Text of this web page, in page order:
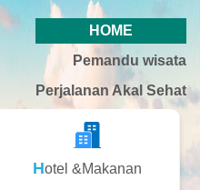
HOME
Pemandu wisata
Perjalanan Akal Sehat
Hotel &Makanan